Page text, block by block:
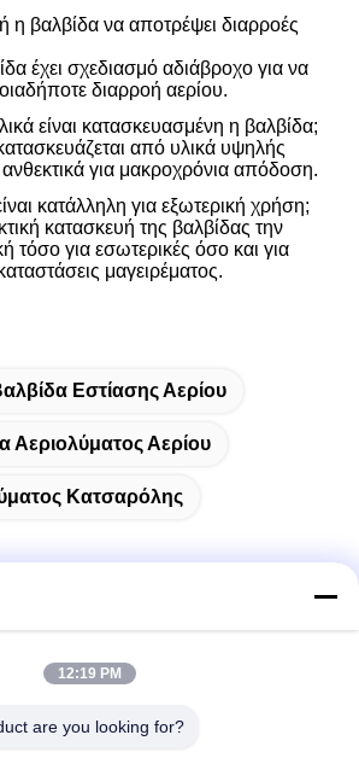
η βαλβίδα να αποτρέψει διαρροές
έχει σχεδιασμό αδιάβροχο για να
διαρροή αερίου.
είναι κατασκευασμένη η βαλβίδα;
από υλικά υψηλής
ανθεκτικά για μακροχρόνια απόδοση.
κατάλληλη για εξωτερική χρήση;
κατασκευή της βαλβίδας την
τόσο για εσωτερικές όσο και για
μαγειρέματος.
Εστίασης Αερίου
Αεριολύματος Αερίου
Κατσαρόλης
100, ζώνη οικονομικής και τεχνολογικής
12:19 PM
are you looking for?